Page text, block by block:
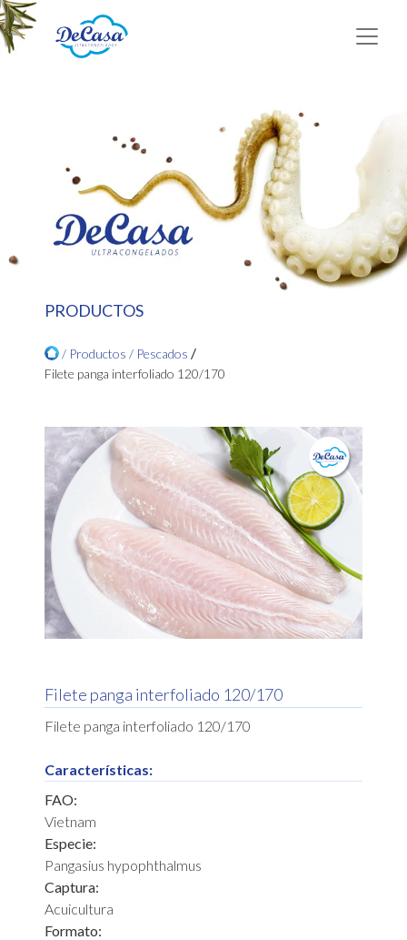
PRODUCTOS
/ Productos / Pescados /
Filete panga interfoliado 120/170
Filete panga interfoliado 120/170
Filete panga interfoliado 120/170
Características:
FAO:
Vietnam
Especie:
Pangasius hypophthalmus
Captura:
Acuicultura
Formato: